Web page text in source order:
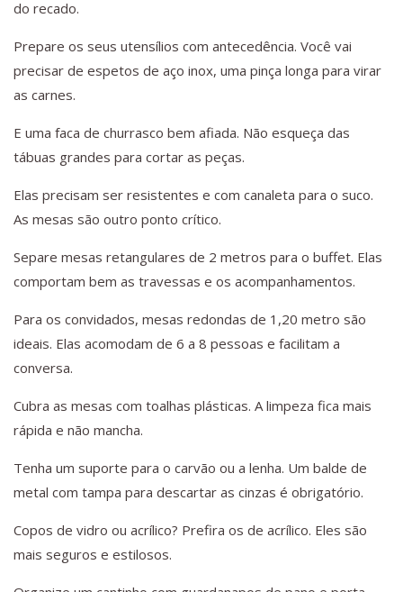
do recado.
Prepare os seus utensílios com antecedência. Você vai
precisar de espetos de aço inox, uma pinça longa para virar
as carnes.
E uma faca de churrasco bem afiada. Não esqueça das
tábuas grandes para cortar as peças.
Elas precisam ser resistentes e com canaleta para o suco.
As mesas são outro ponto crítico.
Separe mesas retangulares de 2 metros para o buffet. Elas
comportam bem as travessas e os acompanhamentos.
Para os convidados, mesas redondas de 1,20 metro são
ideais. Elas acomodam de 6 a 8 pessoas e facilitam a
conversa.
Cubra as mesas com toalhas plásticas. A limpeza fica mais
rápida e não mancha.
Tenha um suporte para o carvão ou a lenha. Um balde de
metal com tampa para descartar as cinzas é obrigatório.
Copos de vidro ou acrílico? Prefira os de acrílico. Eles são
mais seguros e estilosos.